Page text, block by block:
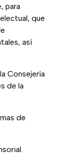
para
que
así
Consejería
de la
de